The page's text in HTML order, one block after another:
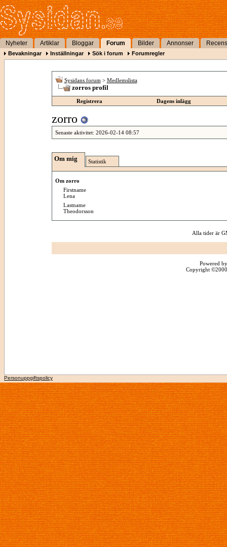
Nyheter Artiklar Bloggar Forum Bilder Annonser
Bevakningar Inställningar Sök i forum Forumregler
Sysidans forum > Medlemslista
zorros profil
Registrera Dagens inlägg
zorro
Senaste aktivitet: 2026-02-14 08:57
Om mig Statistik
Om zorro
Firstname
Lena
Lastname
Theodorsson
Alla tider är
Powered
Copyright
Personuppgiftspolicy